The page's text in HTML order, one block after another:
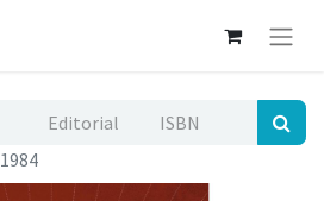
1984